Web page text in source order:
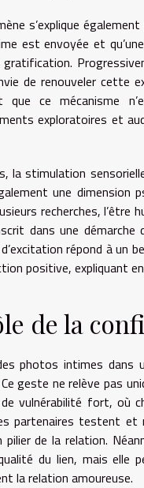
s’explique
est envoyée et
gratification.
de renouveler cette
que ce mécanisme
exploratoires et
la stimulation
une dimension
recherches,
dans une
répond à un
positive, expliquant
de la
photos intimes dans
geste ne relève pas
vulnérabilité fort, où
partenaires testent et
pilier de la relation.
du lien, mais elle
la relation amoureuse.